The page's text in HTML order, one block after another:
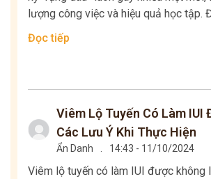
lượng công việc và hiệu quả học tập.
Đọc tiếp
Viêm Lộ Tuyến Có Làm IUI
Các Lưu Ý Khi Thực Hiện
Ẩn Danh . 14:43 - 11/10/2024
Viêm lộ tuyến có làm IUI được không